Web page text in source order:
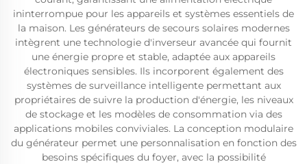
ininterrompue pour les appareils et systèmes essentiels de
la maison. Les générateurs de secours solaires modernes
intègrent une technologie d'inverseur avancée qui fournit
une énergie propre et stable, adaptée aux appareils
électroniques sensibles. Ils incorporent également des
systèmes de surveillance intelligente permettant aux
propriétaires de suivre la production d'énergie, les niveaux
de stockage et les modèles de consommation via des
applications mobiles conviviales. La conception modulaire
du générateur permet une personnalisation en fonction des
besoins spécifiques du foyer, avec la possibilité